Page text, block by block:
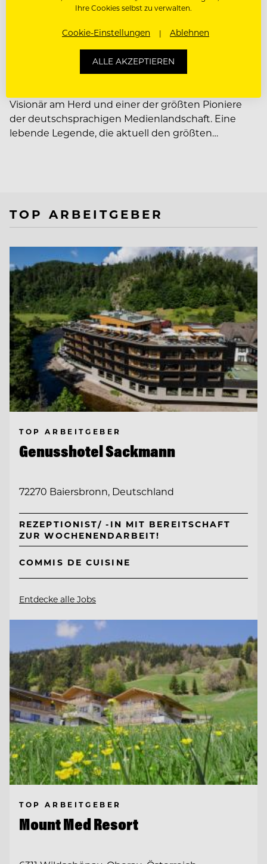
Ein Leben wie ein Film –
Johann Lafer im Interview
Visionär am Herd und einer der größten Pioniere
der deutschsprachigen Medienlandschaft. Eine
lebende Legende, die aktuell den größten…
TOP ARBEITGEBER
TOP ARBEITGEBER
Genusshotel Sackmann
72270 Baiersbronn, Deutschland
REZEPTIONIST/ -IN MIT BEREITSCHAFT
ZUR WOCHENENDARBEIT!
COMMIS DE CUISINE
Entdecke alle Jobs
TOP ARBEITGEBER
Mount Med Resort
Ihre Cookies selbst zu verwalten.
Cookie-Einstellungen Ablehnen
ALLE AKZEPTIEREN